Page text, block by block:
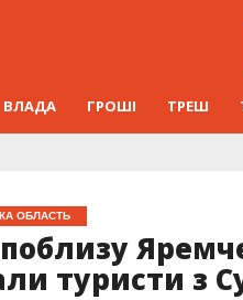
ВЛАДА ГРОШІ ТРЕШ
ОБЛАСТЬ
поблизу
туристи з